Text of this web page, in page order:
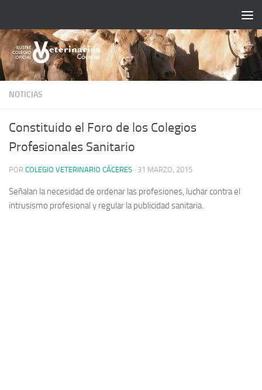
NOTICIAS
Constituido el Foro de los Colegios
Profesionales Sanitario
POR COLEGIO VETERINARIO CÁCERES · 31 MARZO, 2015
Señalan la necesidad de ordenar las profesiones, luchar contra el
intrusismo profesional y regular la publicidad sanitaria.